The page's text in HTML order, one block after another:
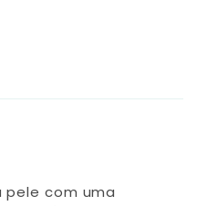
pele com uma